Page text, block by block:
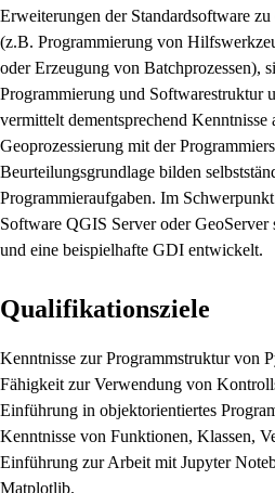
Erweiterungen der Standardsoftware
(z.B. Programmierung von
oder Erzeugung von Batchprozessen),
Programmierung und Softwarestruktur
vermittelt dementsprechend Kenntnisse
Geoprozessierung mit der
Beurteilungsgrundlage bilden
Programmieraufgaben. Im
Software QGIS Server oder
und eine beispielhafte GDI entwickelt.
Qualifikationsziele
Kenntnisse zur Programmstruktur von
Fähigkeit zur Verwendung von
Einführung in objektorientiertes
Kenntnisse von Funktionen, Klassen,
Einführung zur Arbeit mit Jupyter
Matplotlib.